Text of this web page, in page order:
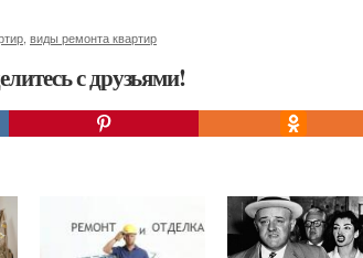
виды ремонта квартир
с друзьями!